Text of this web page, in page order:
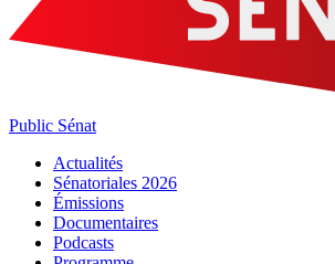
Public Sénat
Actualités
Sénatoriales 2026
Émissions
Documentaires
Podcasts